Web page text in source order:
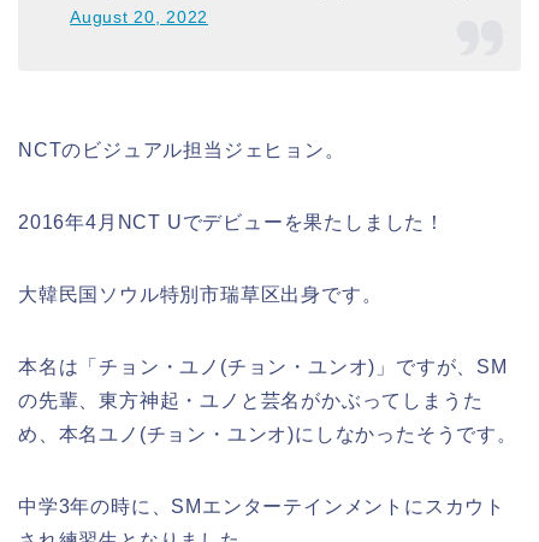
August 20, 2022
NCTのビジュアル担当ジェヒョン。
2016年4月NCT Uでデビューを果たしました！
大韓民国ソウル特別市瑞草区出身です。
本名は「チョン・ユノ(チョン・ユンオ)」ですが、SM
の先輩、東方神起・ユノと芸名がかぶってしまうた
め、本名ユノ(チョン・ユンオ)にしなかったそうです。
中学3年の時に、SMエンターテインメントにスカウト